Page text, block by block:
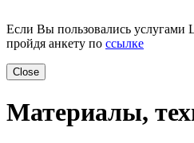
Если Вы пользовались услугами
пройдя анкету по ссылке
Close
Материалы,